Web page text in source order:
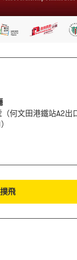
（何文田港鐵站A2出
飛